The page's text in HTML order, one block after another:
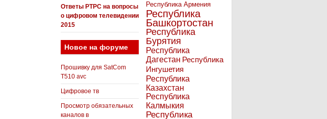
Ответы РТРС на вопросы
о цифровом телевидении
2015
Новое на форуме
Прошивку для SatCom
T510 avc
Цифровое тв
Просмотр обязательных
каналов в
Республика Армения
Республика
Башкортостан
Республика
Бурятия
Республика
Дагестан Республика
Ингушетия
Республика
Казахстан
Республика
Калмыкия
Республика